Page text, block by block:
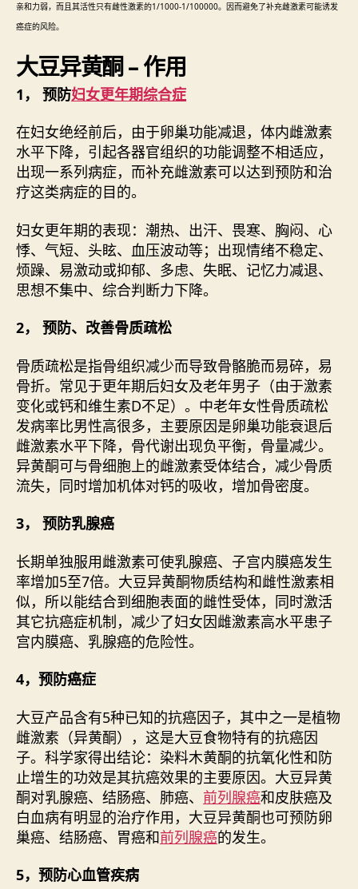
亲和力弱，而且其活性只有雌性激素的1/1000-1/100000。因而避免了补充雌激素可能诱发
癌症的风险。
大豆异黄酮 – 作用
1， 预防妇女更年期综合症
在妇女绝经前后，由于卵巢功能减退，体内雌激素
水平下降，引起各器官组织的功能调整不相适应，
出现一系列病症，而补充雌激素可以达到预防和治
疗这类病症的目的。
妇女更年期的表现：潮热、出汗、畏寒、胸闷、心
悸、气短、头眩、血压波动等；出现情绪不稳定、
烦躁、易激动或抑郁、多虑、失眠、记忆力减退、
思想不集中、综合判断力下降。
2， 预防、改善骨质疏松
骨质疏松是指骨组织减少而导致骨骼脆而易碎，易
骨折。常见于更年期后妇女及老年男子（由于激素
变化或钙和维生素D不足）。中老年女性骨质疏松
发病率比男性高很多，主要原因是卵巢功能衰退后
雌激素水平下降，骨代谢出现负平衡，骨量减少。
异黄酮可与骨细胞上的雌激素受体结合，减少骨质
流失，同时增加机体对钙的吸收，增加骨密度。
3， 预防乳腺癌
长期单独服用雌激素可使乳腺癌、子宫内膜癌发生
率增加5至7倍。大豆异黄酮物质结构和雌性激素相
似，所以能结合到细胞表面的雌性受体，同时激活
其它抗癌症机制，减少了妇女因雌激素高水平患子
宫内膜癌、乳腺癌的危险性。
4，预防癌症
大豆产品含有5种已知的抗癌因子，其中之一是植物
雌激素（异黄酮），这是大豆食物特有的抗癌因
子。科学家得出结论：染料木黄酮的抗氧化性和防
止增生的功效是其抗癌效果的主要原因。大豆异黄
酮对乳腺癌、结肠癌、肺癌、 前列腺癌和皮肤癌及
白血病有明显的治疗作用，大豆异黄酮也可预防卵
巢癌、结肠癌、胃癌和前列腺癌的发生。
5，预防心血管疾病